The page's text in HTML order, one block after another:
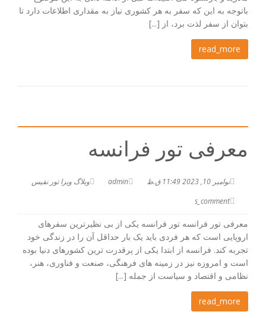
باتوجه به این که سفر به هر کشوری نیاز به مقداری اطلاعات دارد تا
بتوان از سفر لذت برد، از [...]
read_more
معرفی تور فرانسه
نوامبر 10, 2023 11:49 ق.ظ admin
وبلاگ ویزا تور نفیس
s_comment
معرفی تور فرانسه تور فرانسه یکی از بی نظیرترین سفرهای
اروپایی است که هر فردی باید یک بار حداقل آن را در زندگی خود
تجربه کند. فرانسه از ابتدا یکی از پرقدرت ترین کشورهای دنیا بوده
است و امروزه نیز در زمینه های فرهنگی، صنعت و فناوری، هنر،
نظامی و اقتصاد و سیاست از جمله [...]
read_more